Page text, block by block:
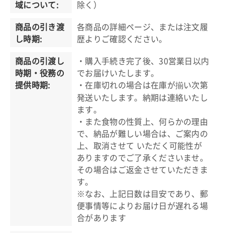
域について:
除く）
商品の引き渡
し時期:
各商品の詳細ページ、または注文履
歴よりご確認ください。
商品の引渡し
時期・役務の
提供時期:
・購入手続き完了後、30営業日以内
でお届けいたします。
・在庫切れの場合は在庫が揃い次第
発送いたします。納期は連絡いたし
ます。
・また食物の性質上、何らかの理由
で、納品が難しい場合は、ご案内の
上、取消させて いただく可能性が
ありますのでご了承くださいませ。
その場合はご返金させていただきま
す。
※なお、上記日数は目安であり、郵
便事情等によりお届け日が遅れる場
合があります